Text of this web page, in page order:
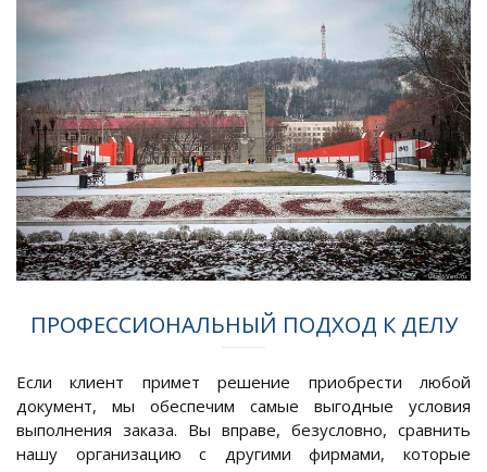
ПРОФЕССИОНАЛЬНЫЙ ПОДХОД К ДЕЛУ
Если клиент примет решение приобрести любой
документ, мы обеспечим самые выгодные условия
выполнения заказа. Вы вправе, безусловно, сравнить
нашу организацию с другими фирмами, которые